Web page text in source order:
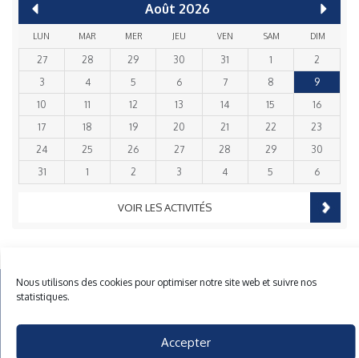
Nous utilisons des cookies pour optimiser notre site web et suivre nos
statistiques.
Accepter
Août 2026
LUN MAR MER JEU VEN SAM DIM
27 28 29 30 31 1
2
3
4 5 6 7 8
9
10
11 12 13 14 15
16
17
18 19 20 21 22
23
24
25 26 27 28 29
30
31
1 2 3 4 5 6
VOIR LES ACTIVITÉS
40 rue du Gelin 56570 Locmiquelic